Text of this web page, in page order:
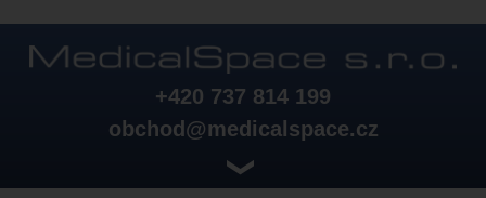
+420 737 814 199
obchod@medicalspace.cz
❯